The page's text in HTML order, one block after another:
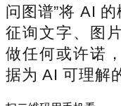
问图谱”将 AI
征询文字、图
做任何或许诺
据为 AI 可理解